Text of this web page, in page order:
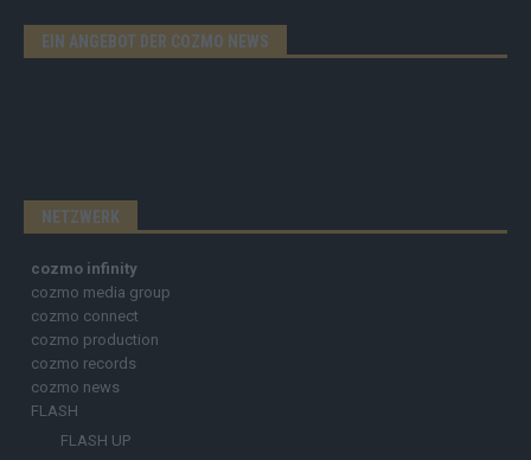
EIN ANGEBOT DER COZMO NEWS
NETZWERK
cozmo infinity
cozmo media group
cozmo connect
cozmo production
cozmo records
cozmo news
FLASH
FLASH UP